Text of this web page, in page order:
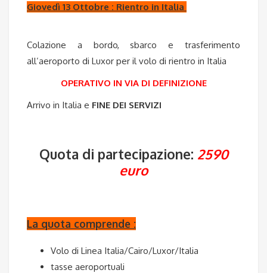
Giovedì 13 Ottobre : Rientro in Italia
Colazione a bordo, sbarco e trasferimento
all’aeroporto di Luxor per il volo di rientro in Italia
OPERATIVO IN VIA DI DEFINIZIONE
Arrivo in Italia e FINE DEI SERVIZI
Quota di partecipazione: 2590
euro
La quota comprende :
Volo di Linea Italia/Cairo/Luxor/Italia
tasse aeroportuali